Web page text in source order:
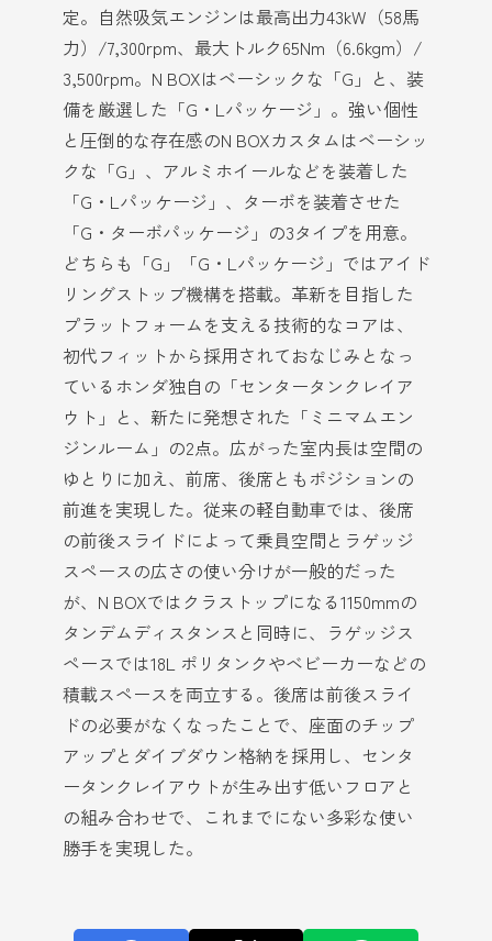
定。自然吸気エンジンは最高出力43kW（58馬
力）/7,300rpm、最大トルク65Nm（6.6kgm）/
3,500rpm。N BOXはベーシックな「G」と、装
備を厳選した「G・Lパッケージ」。強い個性
と圧倒的な存在感のN BOXカスタムはベーシッ
クな「G」、アルミホイールなどを装着した
「G・Lパッケージ」、ターボを装着させた
「G・ターボパッケージ」の3タイプを用意。
どちらも「G」「G・Lパッケージ」ではアイド
リングストップ機構を搭載。革新を目指した
プラットフォームを支える技術的なコアは、
初代フィットから採用されておなじみとなっ
ているホンダ独自の「センタータンクレイア
ウト」と、新たに発想された「ミニマムエン
ジンルーム」の2点。広がった室内長は空間の
ゆとりに加え、前席、後席ともポジションの
前進を実現した。従来の軽自動車では、後席
の前後スライドによって乗員空間とラゲッジ
スペースの広さの使い分けが一般的だった
が、N BOXではクラストップになる1150mmの
タンデムディスタンスと同時に、ラゲッジス
ペースでは18L ポリタンクやベビーカーなどの
積載スペースを両立する。後席は前後スライ
ドの必要がなくなったことで、座面のチップ
アップとダイブダウン格納を採用し、センタ
ータンクレイアウトが生み出す低いフロアと
の組み合わせで、これまでにない多彩な使い
勝手を実現した。